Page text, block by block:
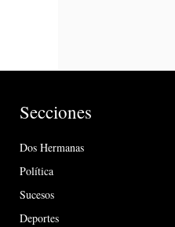
Secciones
Dos Hermanas
Política
Sucesos
Deportes